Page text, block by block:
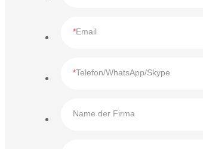
Email
Telefon/WhatsApp/Skype
Name der Firma